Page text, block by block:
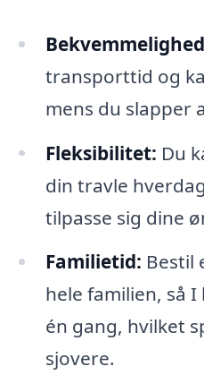
transporttid og
mens du slapper
Fleksibilitet: Du
din travle
tilpasse sig dine
Familietid: Bestil
hele familien, så
én gang, hvilket
sjovere.